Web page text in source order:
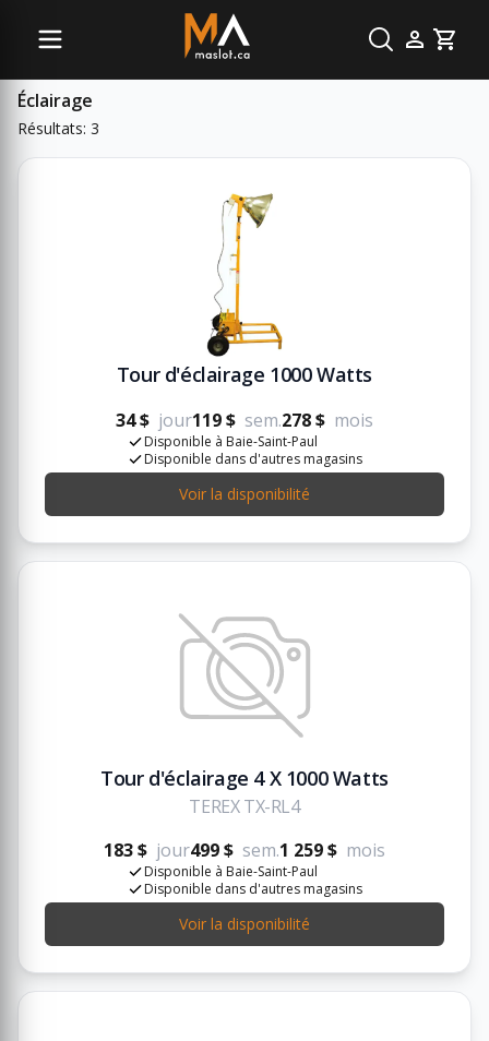
Cart
Sous-catégories
Éclairage
Résultats: 3
Tour d'éclairage 1000 Watts
34 $ jour119 $ sem.278 $ mois
Disponible à Baie-Saint-Paul
Disponible dans d'autres magasins
Voir la disponibilité
Tour d'éclairage 4 X 1000 Watts
TEREX TX-RL4
183 $ jour499 $ sem.1 259 $ mois
Disponible à Baie-Saint-Paul
Disponible dans d'autres magasins
Voir la disponibilité